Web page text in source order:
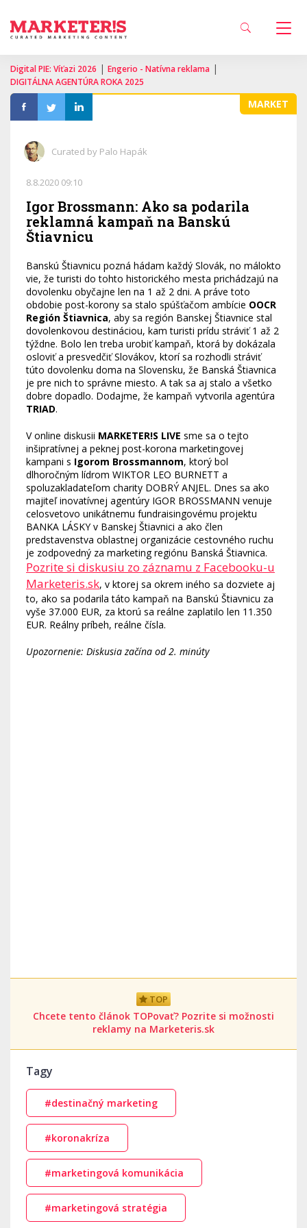
Digital PIE: Víťazi 2026 | Engerio - Natívna reklama |
DIGITÁLNA AGENTÚRA ROKA 2025
MARKET
Curated by Palo Hapák
8.8.2020 09:10
Igor Brossmann: Ako sa podarila
reklamná kampaň na Banskú
Štiavnicu
Banskú Štiavnicu pozná hádam každý Slovák, no málokto
vie, že turisti do tohto historického mesta prichádzajú na
dovolenku obyčajne len na 1 až 2 dni. A práve toto
obdobie post-korony sa stalo spúšťačom ambície OOCR
Región Štiavnica, aby sa región Banskej Štiavnice stal
dovolenkovou destináciou, kam turisti prídu stráviť 1 až 2
týždne. Bolo len treba urobiť kampaň, ktorá by dokázala
osloviť a presvedčiť Slovákov, ktorí sa rozhodli stráviť
túto dovolenku doma na Slovensku, že Banská Štiavnica
je pre nich to správne miesto. A tak sa aj stalo a všetko
dobre dopadlo. Dodajme, že kampaň vytvorila agentúra
TRIAD.
V online diskusii MARKETER!S LIVE sme sa o tejto
inšipratívnej a peknej post-korona marketingovej
kampani s Igorom Brossmannom, ktorý bol
dlhoročným lídrom WIKTOR LEO BURNETT a
spoluzakladateľom charity DOBRÝ ANJEL. Dnes sa ako
majiteľ inovatívnej agentúry IGOR BROSSMANN venuje
celosvetovo unikátnemu fundraisingovému projektu
BANKA LÁSKY v Banskej Štiavnici a ako člen
predstavenstva oblastnej organizácie cestovného ruchu
je zodpovedný za marketing regiónu Banská Štiavnica.
Pozrite si diskusiu zo záznamu z Facebooku-u
Marketeris.sk, v ktorej sa okrem iného sa dozviete aj
to, ako sa podarila táto kampaň na Banskú Štiavnicu za
vyše 37.000 EUR, za ktorú sa reálne zaplatilo len 11.350
EUR. Reálny príbeh, reálne čísla.
Upozornenie: Diskusia začína od 2. minúty
TOP
Chcete tento článok TOPovať? Pozrite si možnosti
reklamy na Marketeris.sk
Tagy
#destinačný marketing
#koronakríza
#marketingová komunikácia
#marketingová stratégia